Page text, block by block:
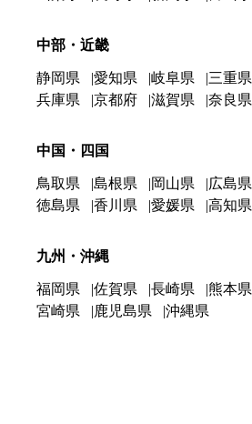
中部・近畿
静岡県 愛知県 岐阜県 三重県
兵庫県
京都府 滋賀県 奈良県
中国・四国
鳥取県 島根県 岡山県 広島県
徳島県
香川県 愛媛県 高知県
九州・沖縄
福岡県 佐賀県 長崎県 熊本県
宮崎県
鹿児島県 沖縄県